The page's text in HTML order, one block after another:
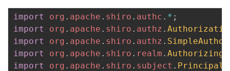
坛
圈
子
的
直
播
我
的
活
我
的
我
import org . apache . shiro . authc . * ;
import
org . apache . shiro . authz .
import
org . apache . shiro . authz .
import
org . apache . shiro . realm .
import
org . apache . shiro . subject .